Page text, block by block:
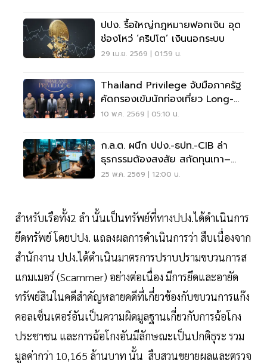
ปปง. รื้อใหญ่กฎหมายฟอกเงิน อุด
ช่องโหว่ ‘คริปโต’ เงินนอกระบบ
29 เม.ย. 2569 | 01:59 น.
Thailand Privilege จับมือภาครัฐ
คัดกรองเข้มนักท่องเที่ยว Long-
Stay
10 พ.ค. 2569 | 05:10 น.
ก.ล.ต. ผนึก ปปง.-ธปท.-CIB ล่า
ธุรกรรมต้องสงสัย สกัดทุนเทา–
คอลเซ็นเตอร์
25 พ.ค. 2569 | 12:00 น.
สำหรับเรือทั้ง2 ลำ นั้นเป็นทรัพย์ที่ทางปปง.ได้ดำเนินการ
ยึดทรัพย์ โดยปปง. แถลงผลการดำเนินการว่า สืบเนื่องจาก
สำนักงาน ปปง.ได้ดำเนินมาตรการปราบปรามขบวนการส
แกมเมอร์ (Scammer) อย่างต่อเนื่อง มีการยึดและอายัด
ทรัพย์สินในคดีสำคัญหลายคดีที่เกี่ยวข้องกับขบวนการแก๊ง
คอลเซ็นเตอร์อันเป็นความผิดมูลฐานเกี่ยวกับการฉ้อโกง
ประชาชน และการฉ้อโกงอันมีลักษณะเป็นปกติธุระ รวม
มูลค่ากว่า 10,165 ล้านบาท นั้น สืบสวนขยายผลและตรวจ